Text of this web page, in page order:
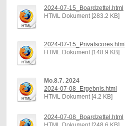
2024-07-15_Boardzettel.html
HTML Dokument [283.2 KB]
2024-07-15_Privatscores.html
HTML Dokument [148.9 KB]
Mo.8.7. 2024
2024-07-08_Ergebnis.html
HTML Dokument [4.2 KB]
2024-07-08_Boardzettel.html